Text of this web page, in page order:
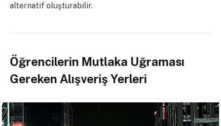
alternatif oluşturabilir.
Öğrencilerin Mutlaka Uğraması
Gereken Alışveriş Yerleri